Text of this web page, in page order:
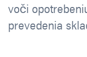
voči
prevedenia